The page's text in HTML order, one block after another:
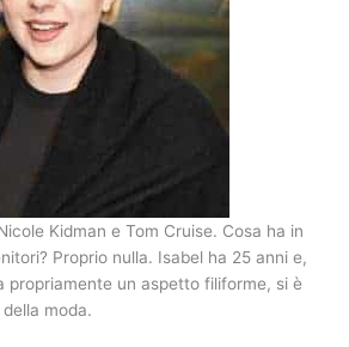
Kidman e Tom Cruise. Cosa ha in
Proprio nulla. Isabel ha 25 anni e,
propriamente un aspetto filiforme, si è
moda.